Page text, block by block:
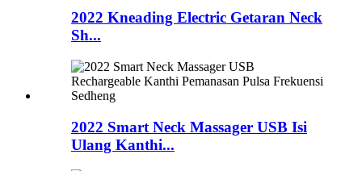
2022 Kneading Electric Getaran Neck
Sh...
2022 Smart Neck Massager USB Isi
Ulang Kanthi...